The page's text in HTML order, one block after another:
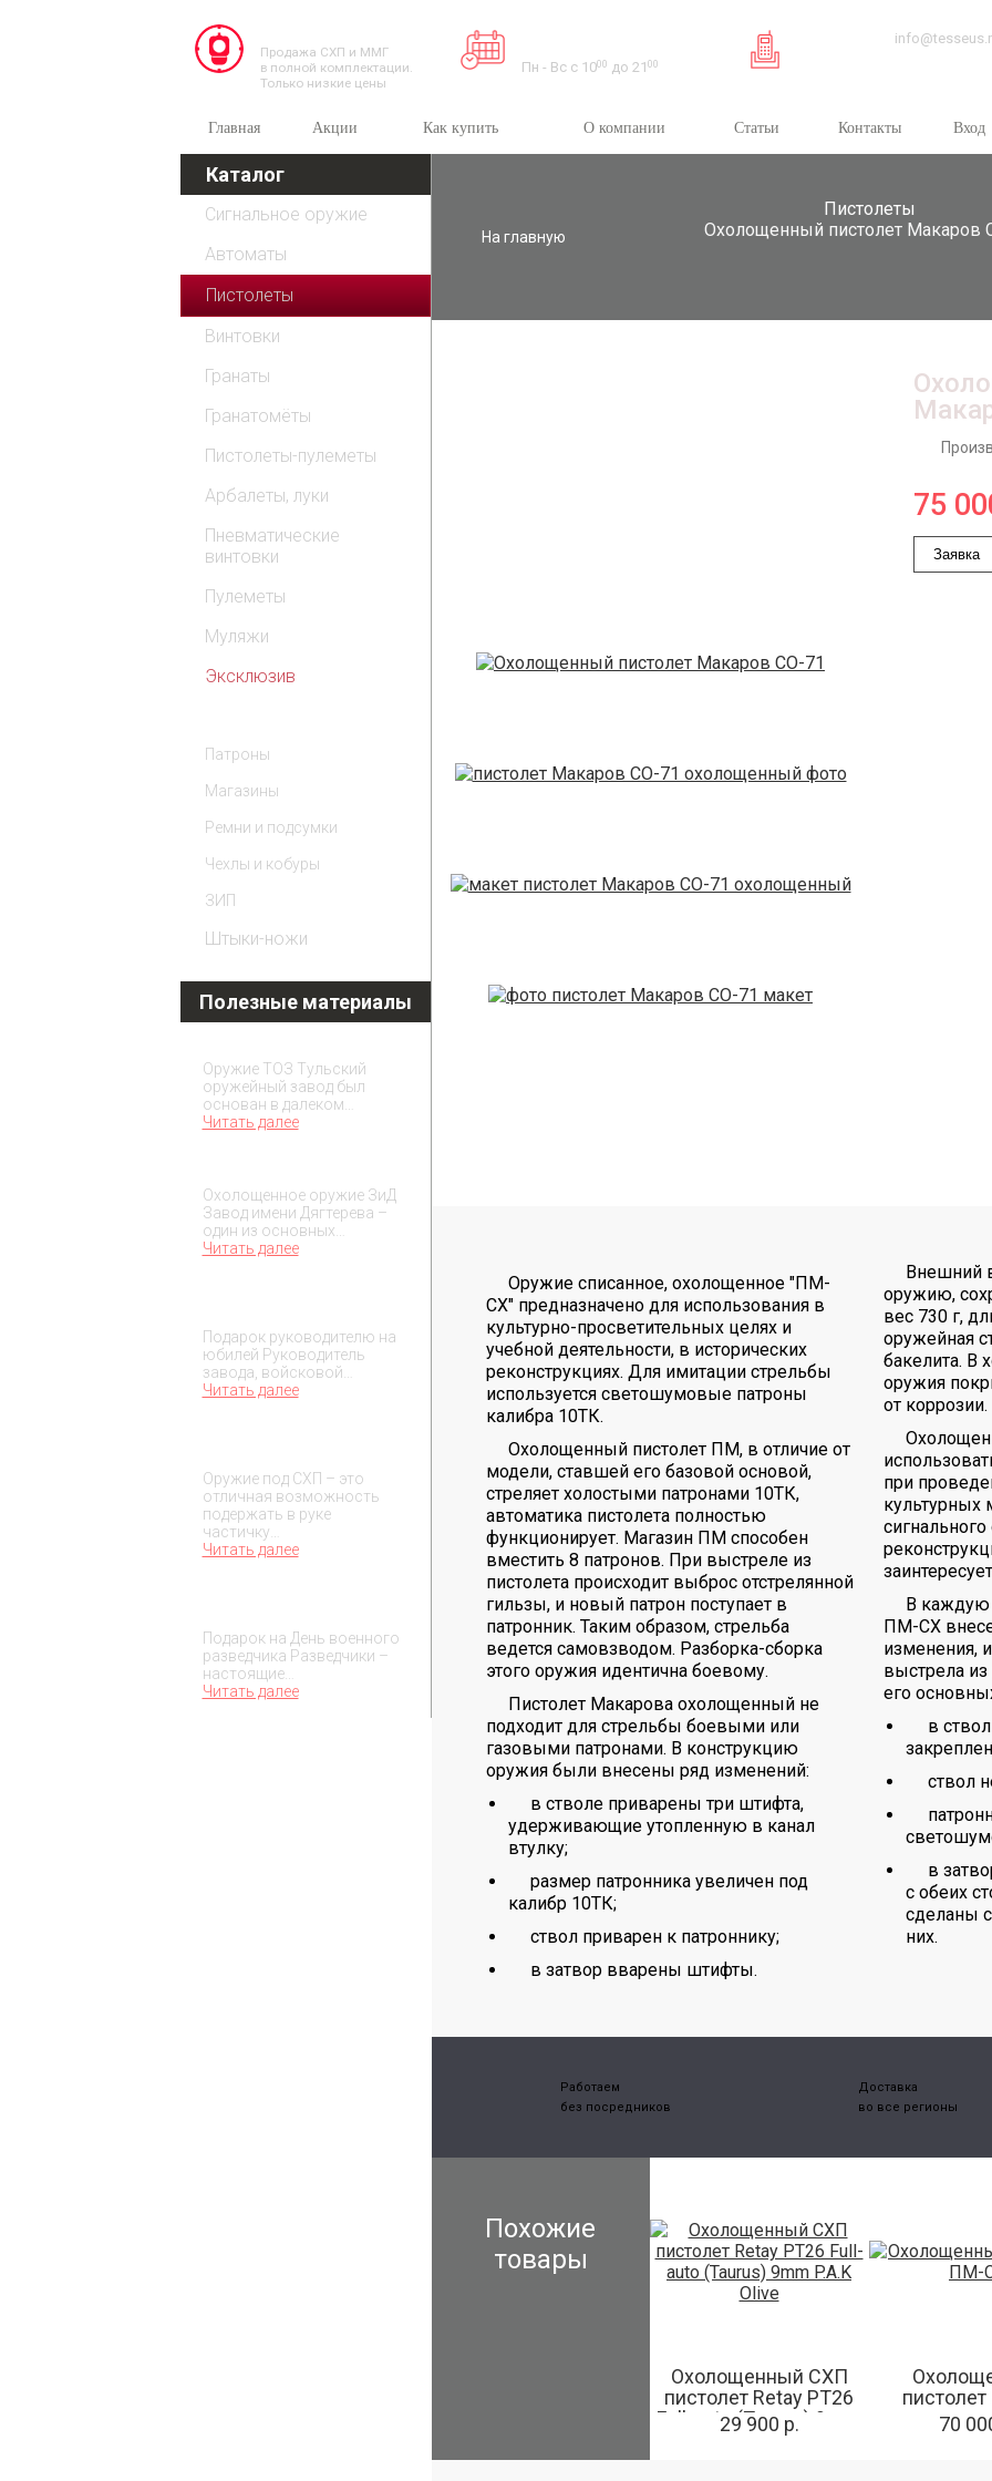
Продажа СХП и ММГ
в полной комплектации.
Только низкие цены
Пн - Вс с 1000 до 21 00
Главная Акции Как купить О компании Статьи Контакты Вход
Пистолеты
Охолощенный пистолет Макаров
На главную
75
Заявка
Оружие списанное, охолощенное "ПМ-
СХ" предназначено для использования в
культурно-просветительных целях и
учебной деятельности, в исторических
реконструкциях. Для имитации стрельбы
используется светошумовые патроны
калибра 10ТК.
Охолощенный пистолет ПМ, в отличие от
модели, ставшей его базовой основой,
стреляет холостыми патронами 10ТК,
автоматика пистолета полностью
функционирует. Магазин ПМ способен
вместить 8 патронов. При выстреле из
пистолета происходит выброс отстрелянной
гильзы, и новый патрон поступает в
патронник. Таким образом, стрельба
ведется самовзводом. Разборка-сборка
этого оружия идентична боевому.
Пистолет Макарова охолощенный не
подходит для стрельбы боевыми или
газовыми патронами. В конструкцию
оружия были внесены ряд изменений:
в стволе приварены три штифта,
удерживающие утопленную в канал
втулку;
размер патронника увеличен под
калибр 10ТК;
ствол приварен к патроннику;
в затвор вварены штифты.
Внешний
оружию,
вес 730 г,
оружейная
бакелита. В
оружия
от коррозии.
при
культурных
В каждую
ПМ-СХ
изменения,
выстрела
его
в
ствол
в
с обеих
сделаны
них.
Работаем
без посредников
Доставка
во все регионы
Похожие
товары
Охолощенный СХП
пистолет Retay PT26
Full-auto (Taurus) 9mm
P.A.K Olive
29 900 р.
70
Каталог
Сигнальное оружие
Автоматы
Пистолеты
Винтовки
Гранаты
Гранатомёты
Пистолеты-пулеметы
Арбалеты, луки
Пневматические
винтовки
Пулеметы
Муляжи
Эксклюзив
Патроны
Магазины
Ремни и подсумки
Чехлы и кобуры
ЗИП
Штыки-ножи
Полезные материалы
Оружие ТОЗ Тульский
оружейный завод был
основан в далеком…
Читать далее
Охолощенное оружие ЗиД
Завод имени Дягтерева –
один из основных…
Читать далее
Подарок руководителю на
юбилей Руководитель
завода, войсковой…
Читать далее
Оружие под СХП – это
отличная возможность
подержать в руке
частичку…
Читать далее
Подарок на День военного
разведчика Разведчики –
настоящие…
Читать далее